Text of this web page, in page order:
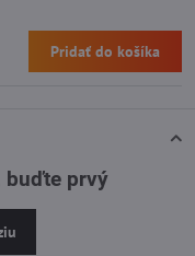
buďte prvý
Pridať do košíka